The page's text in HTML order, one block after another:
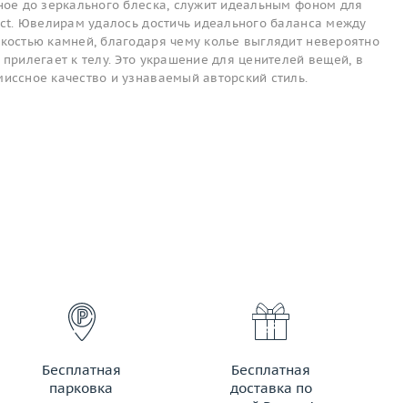
до зеркального блеска, служит идеальным фоном для
Ювелирам удалось достичь идеального баланса между
камней, благодаря чему колье выглядит невероятно
к телу. Это украшение для ценителей вещей, в
качество и узнаваемый авторский стиль.
Бесплатная
парковка
Бесплатная
доставка по